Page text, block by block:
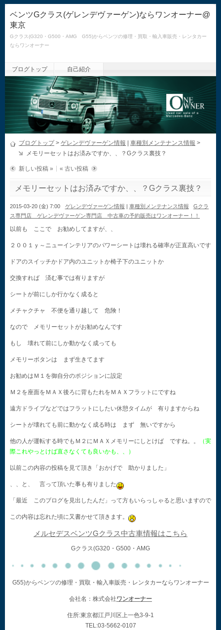
ベンツGクラス(ゲレンデヴァーゲン)ならワンオーナー@
東京
Gクラス(G320・G500・AMG G55)からベンツの修理・買取・輸入車販売・レンタカー
ならワンオーナー
ブログトップ 自己紹介
ブログトップ> ゲレンデヴァーゲン情報 車種別メンテナンス情報 >
メモリーセットはお済みですか、、？Gクラス裏技？
新しい投稿 » « 古い投稿
メモリーセットはお済みですか、、？Gクラス裏技？
2015-03-20 (金) 7:00 ゲレンデヴァーゲン情報 | 車種別メンテナンス情報
Gクラ
ス専門店 ゲレンデヴァーゲン専門店 中古車の予約販売はワンオーナー！！
以前も ここで お勧めしてますが、、
２００１ｙ～ニューインテリアのパワーシートは壊れる確率が正直高いです
ドアのスイッチかドア内のユニットか椅子下のユニットか
交換すれば 済む事では有りますが
シートが前にしか行かなく成ると
メチャクチャ 不便を通り越して 危険！
なので メモリーセットがお勧めなんです
もし 壊れて前にしか動かなく成っても
メモリーボタンは まず生きてます
お勧めはＭ１を御自分のポジションに設定
Ｍ２を座面をＭＡＸ後ろに背もたれをＭＡＸフラットにですね
遠方ドライブなどではフラットにしたい休憩タイムが 有りますからね
シートが壊れても前に動かなく成る時は まず 無いですから
他の人が運転する時でもＭ２にＭＡＸメモリーにしとけば ですね。。
（実
際これやっとけば直さなくても良いかも、、）
以前この内容の投稿を見て頂き「おかげで 助かりました」
、、と、 言って頂いた事も有りました
「最近 このブログを見出したんだ」って方もいらっしゃると思いますので
この内容は忘れた頃に又書かせて頂きます。
メルセデスベンツGクラス中古車情報はこちら
Gクラス(G320・G500・AMG
G55)からベンツの修理・買取・輸入車販売・レンタカーならワンオーナー
会社名：株式会社ワンオーナー
住所:東京都江戸川区上一色3-9-1
TEL:03-5662-0107